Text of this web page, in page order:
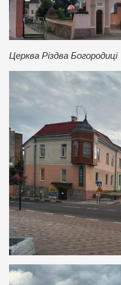
Церква Різдва Богородиці